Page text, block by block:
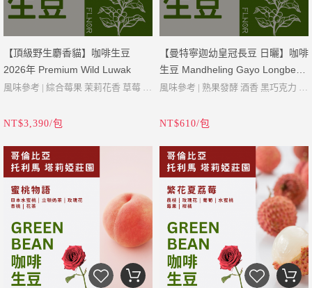
【頂級野生麝香貓】咖啡生豆
2026年 Premium Wild Luwak
風味參考 | 綜合莓果 茉莉花香 草莓 奶
產地 | 亞齊省
品種 | Timtim, Bourbon, P88, Ateng
Super
海拔 | 1300-1600 Masl
酸度 | 低
醇度 | 濃郁
處理 | 麝香貓腸道消化、全水洗
等級 | Specialty (瑕疵率3%以下)
密度 | 739g/L
NT$3,390/包
【曼特寧迦幼皇冠長豆 日曬】咖啡
生豆 Mandheling Gayo Longberry
King Abyssinia Natural
風味參考 | 熟果發酵 酒香 黑巧克力 奶
產地 | 印尼 亞齊省
品種 | Abyssinia King
海拔 | 1400-1700 Masl
酸度 | 低
醇度 | 中
處理 | 日曬法
等級 | Specialty
密度 | 720g/L
含水率 | 9.0%
NT$610/包